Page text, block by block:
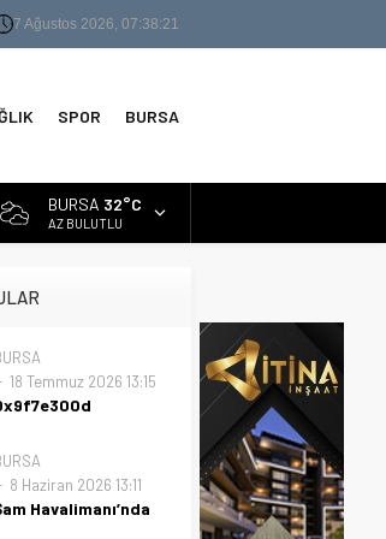
7 Ağustos 2026, 07:38:21
SPOR BURSA
BURSA 32°C
AZ BULUTLU
18 Temmuz 2026 13:15
8 Haziran 2026 13:11
Havalimanı’nda